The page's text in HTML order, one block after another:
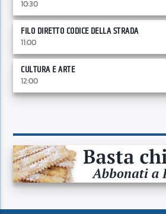
10:30
FILO DIRETTO CODICE DELLA STRADA
11:00
CULTURA E ARTE
12:00